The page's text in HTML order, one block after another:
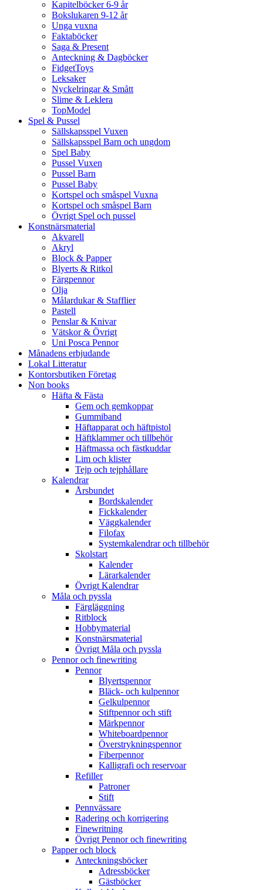
Kapitelböcker 6-9 år
Bokslukaren 9-12 år
Unga vuxna
Faktaböcker
Saga & Present
Anteckning & Dagböcker
FidgetToys
Leksaker
Nyckelringar & Smått
Slime & Leklera
TopModel
Spel & Pussel
Sällskapsspel Vuxen
Sällskapsspel Barn och ungdom
Spel Baby
Pussel Vuxen
Pussel Barn
Pussel Baby
Kortspel och småspel Vuxna
Kortspel och småspel Barn
Övrigt Spel och pussel
Konstnärsmaterial
Akvarell
Akryl
Block & Papper
Blyerts & Ritkol
Färgpennor
Olja
Målardukar & Stafflier
Pastell
Penslar & Knivar
Vätskor & Övrigt
Uni Posca Pennor
Månadens erbjudande
Lokal Litteratur
Kontorsbutiken Företag
Non books
Häfta & Fästa
Gem och gemkoppar
Gummiband
Häftapparat och häftpistol
Häftklammer och tillbehör
Häftmassa och fästkuddar
Lim och klister
Tejp och tejphållare
Kalendrar
Årsbundet
Bordskalender
Fickkalender
Väggkalender
Filofax
Systemkalendrar och tillbehör
Skolstart
Kalender
Lärarkalender
Övrigt Kalendrar
Måla och pyssla
Färgläggning
Ritblock
Hobbymaterial
Konstnärsmaterial
Övrigt Måla och pyssla
Pennor och finewriting
Pennor
Blyertspennor
Bläck- och kulpennor
Gelkulpennor
Stiftpennor och stift
Märkpennor
Whiteboardpennor
Överstrykningspennor
Fiberpennor
Kalligrafi och reservoar
Refiller
Patroner
Stift
Pennvässare
Radering och korrigering
Finewritning
Övrigt Pennor och finewriting
Papper och block
Anteckningsböcker
Adressböcker
Gästböcker